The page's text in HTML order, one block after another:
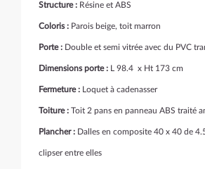
Structure : Résine et ABS
Coloris : Parois beige, toit marron
Porte : Double et semi vitrée avec du PVC
Dimensions porte : L 98.4 x Ht 173 cm
Fermeture : Loquet à cadenasser
Toiture : Toit 2 pans en panneau ABS traité
Plancher : Dalles en composite 40 x 40 de
clipser entre elles